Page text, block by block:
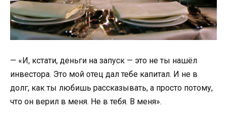
— «И, кстати, деньги на запуск — это не ты нашёл
инвестора. Это мой отец дал тебе капитал. И не в
долг, как ты любишь рассказывать, а просто потому,
что он верил в меня. Не в тебя. В меня».